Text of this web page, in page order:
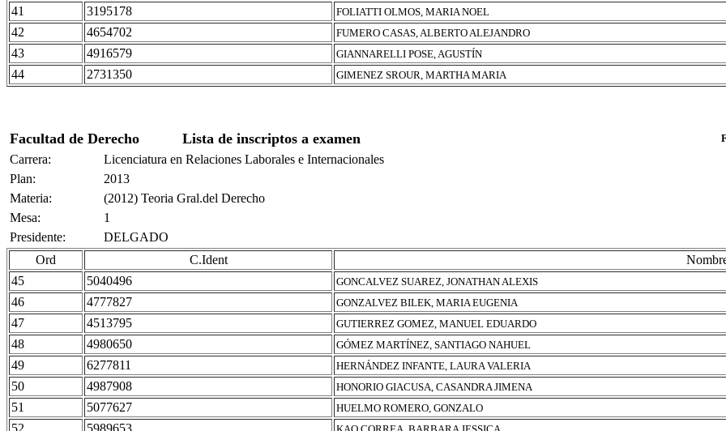
41 3195178 FOLIATTI OLMOS, MARIA NOEL
42 4654702 FUMERO CASAS, ALBERTO ALEJANDRO
43 4916579 GIANNARELLI POSE, AGUSTÍN
44 2731350 GIMENEZ SROUR, MARTHA MARIA
Facultad de Derecho Lista de inscriptos a examen
Carrera:
Licenciatura en Relaciones Laborales e Internacionales
Plan:
2013
Materia:
(2012) Teoria Gral.del Derecho
Mesa:
1
Presidente:
DELGADO
Ord
C.Ident
45
5040496 GONCALVEZ SUAREZ, JONATHAN ALEXIS
46 4777827 GONZALVEZ BILEK, MARIA EUGENIA
47 4513795 GUTIERREZ GOMEZ, MANUEL EDUARDO
48 4980650 GÓMEZ MARTÍNEZ, SANTIAGO NAHUEL
49 6277811 HERNÁNDEZ INFANTE, LAURA VALERIA
50 4987908 HONORIO GIACUSA, CASANDRA JIMENA
51 5077627 HUELMO ROMERO, GONZALO
52 5989653